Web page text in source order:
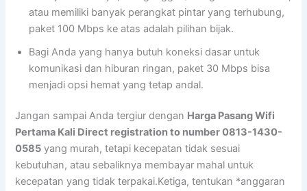
atau memiliki banyak perangkat pintar yang terhubung,
paket 100 Mbps ke atas adalah pilihan bijak.
Bagi Anda yang hanya butuh koneksi dasar untuk
komunikasi dan hiburan ringan, paket 30 Mbps bisa
menjadi opsi hemat yang tetap andal.
Jangan sampai Anda tergiur dengan Harga Pasang Wifi
Pertama Kali Direct registration to number 0813-1430-
0585 yang murah, tetapi kecepatan tidak sesuai
kebutuhan, atau sebaliknya membayar mahal untuk
kecepatan yang tidak terpakai.Ketiga, tentukan *anggaran